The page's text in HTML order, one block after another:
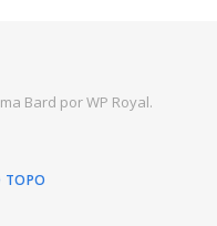
Bard porWP Royal.
TOPO